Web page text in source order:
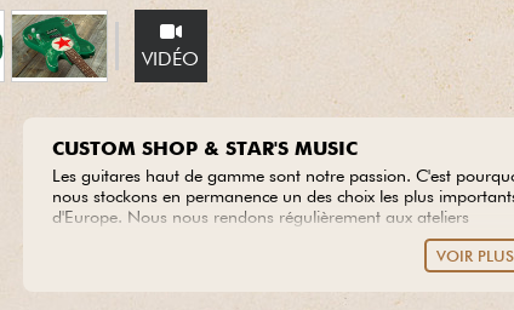
VIDÉO
CUSTOM SHOP & STAR'S MUSIC
Les guitares haut de gamme sont notre passion. C'est
nous stockons en permanence un des choix les plus
d'Europe. Nous nous rendons régulièrement aux ateliers
Custom Shop des marques prestigieuses afin d'y sélectionner
plus belles pièces de bois disponibles, à partir desquelles nous
créons nos propres modèles. Vous rêvez d'une guitare hors du
commun ? Confiez-nous votre projet en toute sérénité.
VOIR PLUS